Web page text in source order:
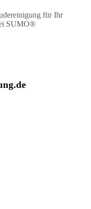
für Ihr
SUMO®